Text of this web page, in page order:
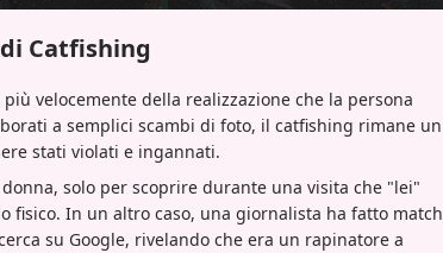
Catfishing
velocemente della realizzazione che la persona
a semplici scambi di foto, il catfishing rimane un
stati violati e ingannati.
solo per scoprire durante una visita che "lei"
fisico. In un altro caso, una giornalista ha fatto match
su Google, rivelando che era un rapinatore a